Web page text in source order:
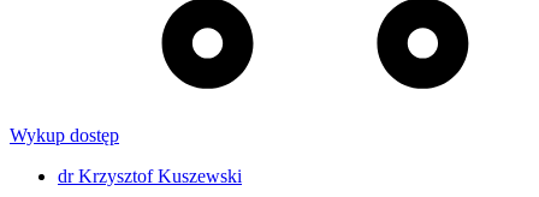
Wykup dostęp
dr Krzysztof Kuszewski